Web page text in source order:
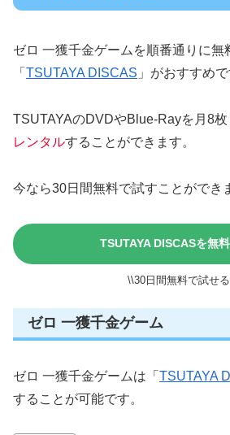
ゼロ 一獲千金ゲームを順番通りに無
「 TSUTAYA DISCAS 」がおすすめで
TSUTAYAのDVDやBlue-Rayを月8枚
レンタルすることができます。
今なら30日間無料で試すことができ
TSUTAYA DISCASを無
\\30日間無料で試せ
ゼロ 一獲千金ゲーム
ゼロ 一獲千金ゲームは「 TSUTAYA
することが可能です。